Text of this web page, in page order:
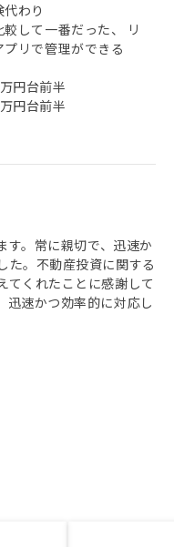
わり
して一番だった、 リ
リで管理ができる
円台前半
円台前半
す。常に親切で、迅速か
た。不動産投資に関する
てくれたことに感謝して
迅速かつ効率的に対応し